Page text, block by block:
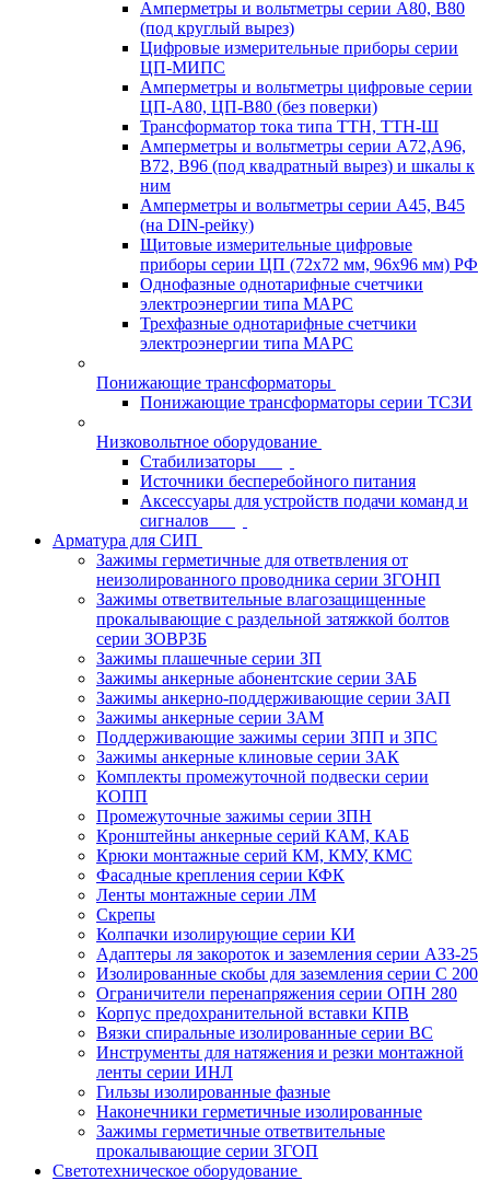
Амперметры и вольтметры серии А80, В80
(под круглый вырез)
Цифровые измерительные приборы серии
ЦП-МИПС
Амперметры и вольтметры цифровые серии
ЦП-А80, ЦП-В80 (без поверки)
Трансформатор тока типа ТТН, ТТН-Ш
Амперметры и вольтметры серии А72,А96,
В72, В96 (под квадратный вырез) и шкалы к
ним
Амперметры и вольтметры серии А45, В45
(на DIN-рейку)
Щитовые измерительные цифровые
приборы серии ЦП (72х72 мм, 96х96 мм) РФ
Однофазные однотарифные счетчики
электроэнергии типа МАРС
Трехфазные однотарифные счетчики
электроэнергии типа МАРС
Понижающие трансформаторы
Понижающие трансформаторы серии ТСЗИ
Низковольтное оборудование
Стабилизаторы
Источники бесперебойного питания
Аксессуары для устройств подачи команд и
сигналов
Арматура для СИП
Зажимы герметичные для ответвления от
неизолированного проводника серии ЗГОНП
Зажимы ответвительные влагозащищенные
прокалывающие с раздельной затяжкой болтов
серии ЗОВРЗБ
Зажимы плашечные серии ЗП
Зажимы анкерные абонентские серии ЗАБ
Зажимы анкерно-поддерживающие серии ЗАП
Зажимы анкерные серии ЗАМ
Поддерживающие зажимы серии ЗПП и ЗПС
Зажимы анкерные клиновые серии ЗАК
Комплекты промежуточной подвески серии
КОПП
Промежуточные зажимы серии ЗПН
Кронштейны анкерные серий КАМ, КАБ
Крюки монтажные серий КМ, КМУ, КМС
Фасадные крепления серии КФК
Ленты монтажные серии ЛМ
Скрепы
Колпачки изолирующие серии КИ
Адаптеры ля закороток и заземления серии АЗЗ-25
Изолированные скобы для заземления серии С 200
Ограничители перенапряжения серии ОПН 280
Корпус предохранительной вставки КПВ
Вязки спиральные изолированные серии ВС
Инструменты для натяжения и резки монтажной
ленты серии ИНЛ
Гильзы изолированные фазные
Наконечники герметичные изолированные
Зажимы герметичные ответвительные
прокалывающие серии ЗГОП
Светотехническое оборудование